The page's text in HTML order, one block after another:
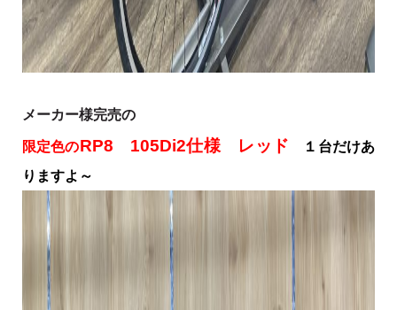
メーカー様完売の
限定色のRP8 105Di2仕様 レッド
１台だけあ
りますよ～